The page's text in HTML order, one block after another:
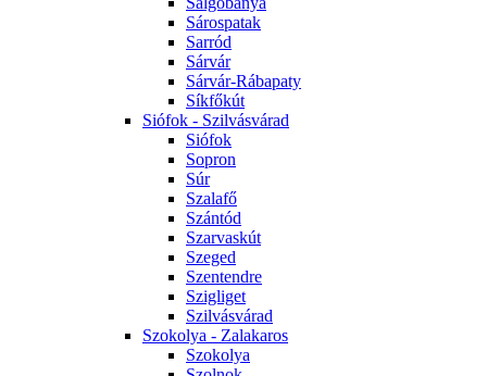
Sárospatak
Sarród
Sárvár
Sárvár-Rábapaty
Síkfőkút
Siófok - Szilvásvárad
Siófok
Sopron
Súr
Szalafő
Szántód
Szarvaskút
Szeged
Szentendre
Szigliget
Szilvásvárad
Szokolya - Zalakaros
Szokolya